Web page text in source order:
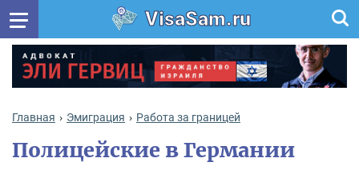
VisaSam.ru
Главная Эмиграция Работа за границей
Полицейские в Германии